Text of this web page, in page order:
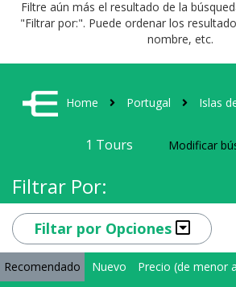
Filtre aún más el resultado de la
"Filtrar por:". Puede ordenar los
nombre, etc.
Home Portugal Islas
1 Tours Modificar
Filtrar Por:
Filtar por Opciones
Recomendado Nuevo
Precio (de menor